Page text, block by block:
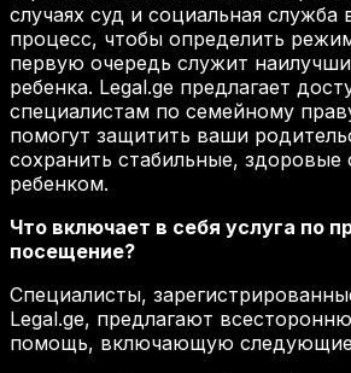
случаях суд и социальная
процесс, чтобы определить
первую очередь служит
ребенка. Legal.ge предлагает
специалистам по семейному
помогут защитить ваши
сохранить стабильные, здоровые
ребенком.
Что включает в себя услуга по
посещение?
Специалисты,
Legal.ge, предлагают
помощь, включающую следующие